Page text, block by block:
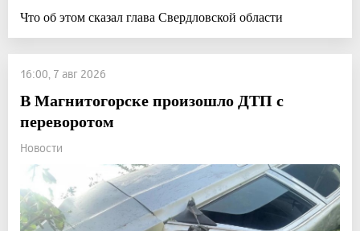
Что об этом сказал глава Свердловской области
16:00, 7 авг 2026
В Магнитогорске произошло ДТП с
переворотом
Новости